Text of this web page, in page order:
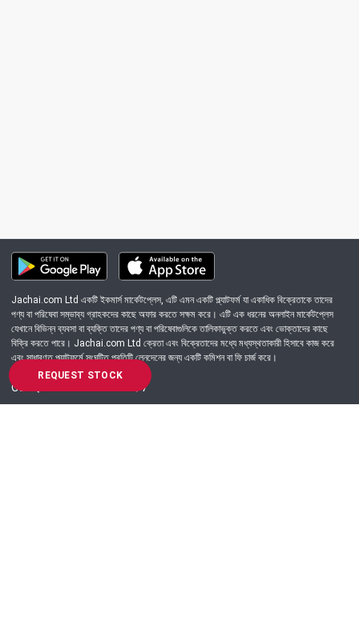
REQUEST STOCK
Jachai.com Ltd একটি ইকমার্স মার্কেটপ্লেস, এটি এমন একটি প্ল্যাটফর্ম যা একাধিক বিক্রেতাকে তাদের
পণ্য বা পরিষেবা সম্ভাব্য গ্রাহকদের কাছে অফার করতে সক্ষম করে। এটি এক ধরনের অনলাইন মার্কেটপ্লেস
যেখানে বিভিন্ন ব্যবসা বা ব্যক্তি তাদের পণ্য বা পরিষেবাগুলিকে তালিকাভুক্ত করতে এবং ভোক্তাদের কাছে
বিক্রি করতে পারে। Jachai.com Ltd ক্রেতা এবং বিক্রেতাদের মধ্যে মধ্যস্থতাকারী হিসাবে কাজ করে
এবং সাধারণত প্ল্যাটফর্মে সংঘটিত প্রতিটি লেনদেনের জন্য একটি কমিশন বা ফি চার্জ করে।
Got Question? Call us 24/7